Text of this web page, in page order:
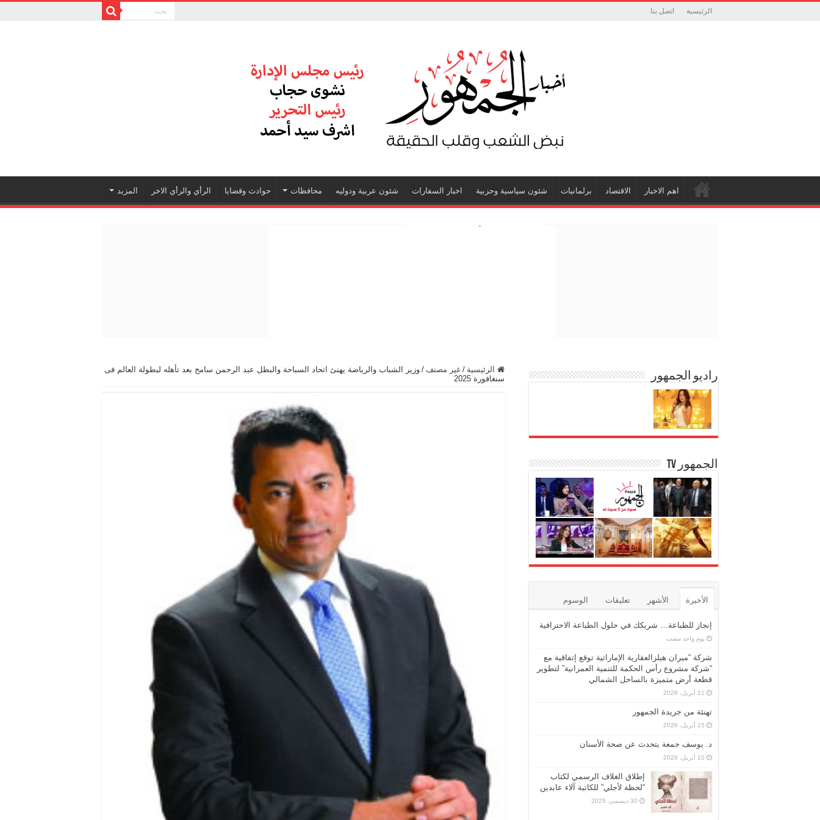
الرئيسية اتصل بنا
اهم الاخبار الاقتصاد برلمانيات شئون سياسية وحزبية اخبار السفارات شئون عربية ودوليه محافظات حوادث وقضايا الرأي والرأي الاخر المزيد
الرئيسية / غير مصنف / وزير الشباب والرياضة يهنئ اتحاد السباحة والبطل عبد الرحمن سامح بعد تأهله لبطولة العالم فى
سنغافورة 2025
راديو الجمهور
الجمهور TV
الأخيرة الأشهر تعليقات الوسوم
إنجاز للطباعة… شريكك في حلول الطباعة الاحترافية
‏يوم واحد مضت
شركة “ميران هيلزالعقارية الإماراتية توقع إتفاقية مع
“شركة مشروع رأس الحكمة للتنمية العمرانية” لتطوير
قطعة أرض متميزة بالساحل الشمالي
21 أبريل، 2026
تهنئة من جريدة الجمهور
15 أبريل، 2026
د. يوسف جمعة يتحدث عن صحة الأسنان
10 أبريل، 2026
إطلاق الغلاف الرسمي لكتاب
“لحظة لأجلي” للكاتبة آلاء عابدين
30 ديسمبر، 2025